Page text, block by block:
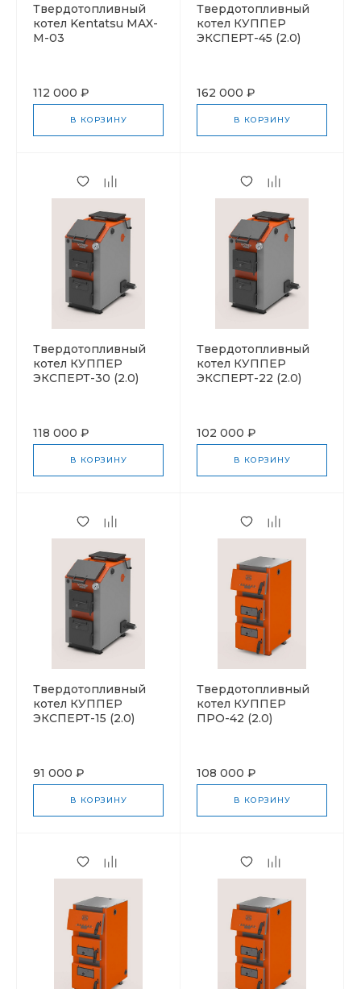
Твердотопливный
котел Kentatsu MAX-
M-03
112 000 ₽
В КОРЗИНУ
Твердотопливный
котел КУППЕР
ЭКСПЕРТ-45 (2.0)
162 000 ₽
В КОРЗИНУ
Твердотопливный
котел КУППЕР
ЭКСПЕРТ-30 (2.0)
118 000 ₽
В КОРЗИНУ
Твердотопливный
котел КУППЕР
ЭКСПЕРТ-22 (2.0)
102 000 ₽
В КОРЗИНУ
Твердотопливный
котел КУППЕР
ЭКСПЕРТ-15 (2.0)
91 000 ₽
В КОРЗИНУ
Твердотопливный
котел КУППЕР
ПРО-42 (2.0)
108 000 ₽
В КОРЗИНУ